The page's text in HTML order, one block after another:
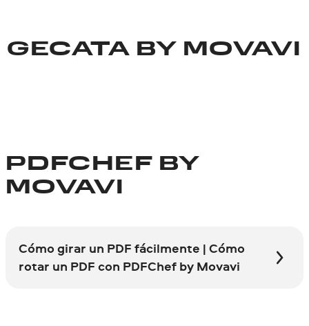
GECATA BY MOVAVI
PDFCHEF BY
MOVAVI
Cómo girar un PDF fácilmente | Cómo
rotar un PDF con PDFChef by Movavi